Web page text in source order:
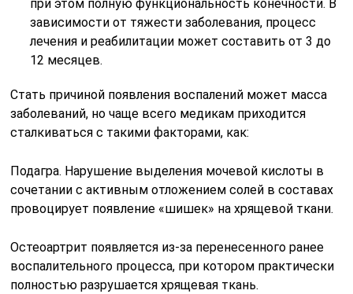
при этом полную функциональность конечности. В
зависимости от тяжести заболевания, процесс
лечения и реабилитации может составить от 3 до
12 месяцев.
Стать причиной появления воспалений может масса
заболеваний, но чаще всего медикам приходится
сталкиваться с такими факторами, как:
Подагра. Нарушение выделения мочевой кислоты в
сочетании с активным отложением солей в составах
провоцирует появление «шишек» на хрящевой ткани.
Остеоартрит появляется из-за перенесенного ранее
воспалительного процесса, при котором практически
полностью разрушается хрящевая ткань.